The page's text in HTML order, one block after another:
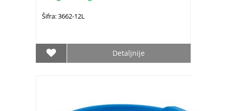
Šifra: 3662-12L
Detaljnije